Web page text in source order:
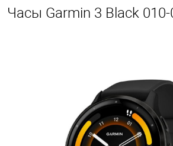
Часы Garmin 3 Black 010-